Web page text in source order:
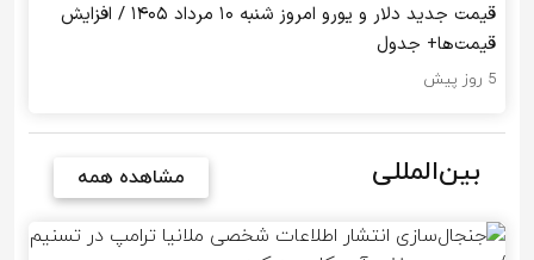
قیمت جدید دلار و یورو امروز شنبه ۱۰ مرداد ۱۴۰۵ / افزایش
قیمت‌ها+ جدول
5 روز پیش
بین‌المللی مشاهده همه